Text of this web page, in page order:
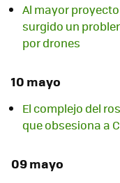
Al mayor
surgido un
por drones
10 mayo
El complejo del
que obsesiona a
09 mayo